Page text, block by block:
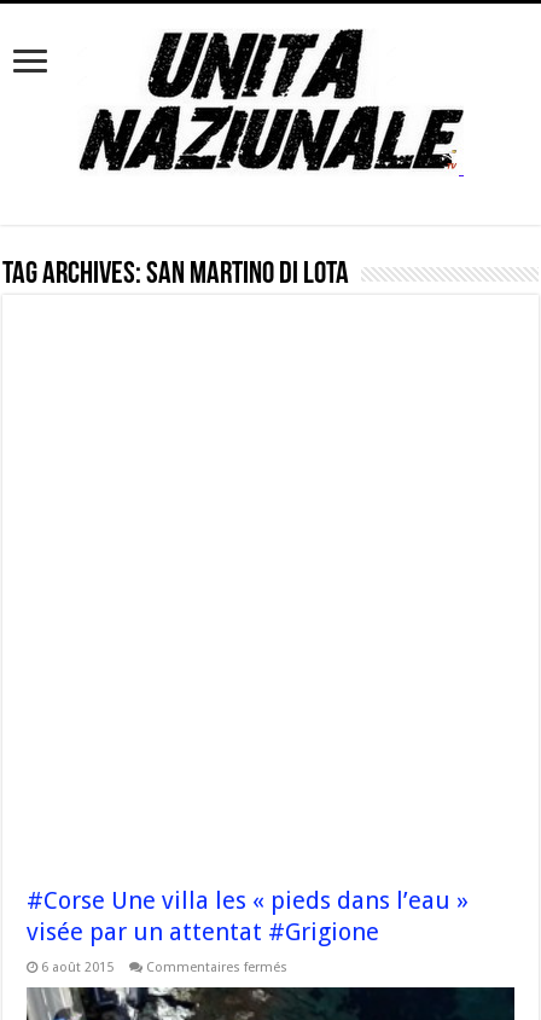
Tag Archives:San Martino di Lota
#Corse Une villa les « pieds dans l’eau »
visée par un attentat #Grigione
6 août 2015 Commentaires fermés
Une